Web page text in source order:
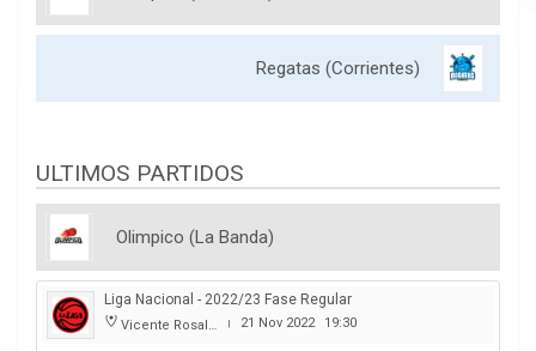
Regatas (Corrientes)
ULTIMOS PARTIDOS
Olimpico (La Banda)
Liga Nacional - 2022/23 Fase Regular
Vicente Rosales | 21 Nov 2022 19:30